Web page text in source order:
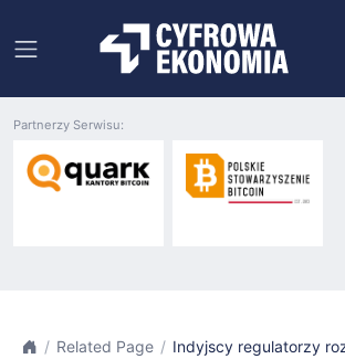
Partnerzy Serwisu:
Related Page Indyjscy regulatorzy